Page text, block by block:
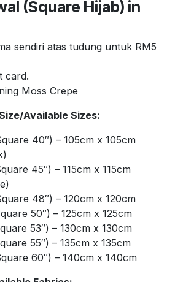
(Square Hijab) in
sendiri atas tudung untuk RM5
card.
Moss Crepe
Available Sizes:
40″) – 105cm x 105cm
45″) – 115cm x 115cm
48″) – 120cm x 120cm
50″) – 125cm x 125cm
53″) – 130cm x 130cm
55″) – 135cm x 135cm
60″) – 140cm x 140cm